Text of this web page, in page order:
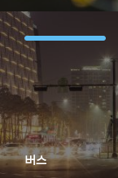
버스